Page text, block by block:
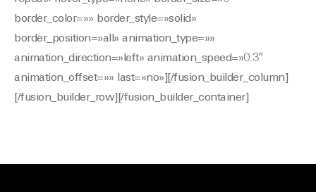
border_color=»» border_style=»solid»
border_position=»all» animation_type=»»
animation_direction=»left» animation_speed=»0.3″
animation_offset=»» last=»no»][/fusion_builder_column]
[/fusion_builder_row][/fusion_builder_container]